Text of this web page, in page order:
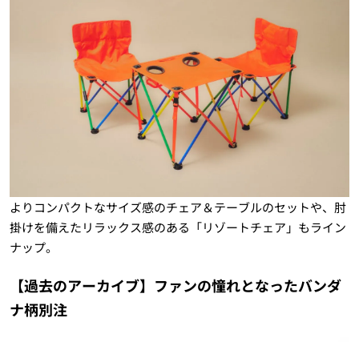
よりコンパクトなサイズ感のチェア＆テーブルのセットや、肘
掛けを備えたリラックス感のある「リゾートチェア」もライン
ナップ。
【過去のアーカイブ】ファンの憧れとなったバンダ
ナ柄別注